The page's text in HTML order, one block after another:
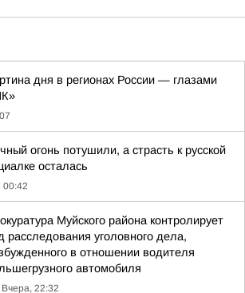
дня в регионах России — глазами
огонь потушили, а страсть к русской
осталась
00:42
Муйского района контролирует
расследования уголовного дела,
в отношении водителя
автомобиля
Вчера, 22:32